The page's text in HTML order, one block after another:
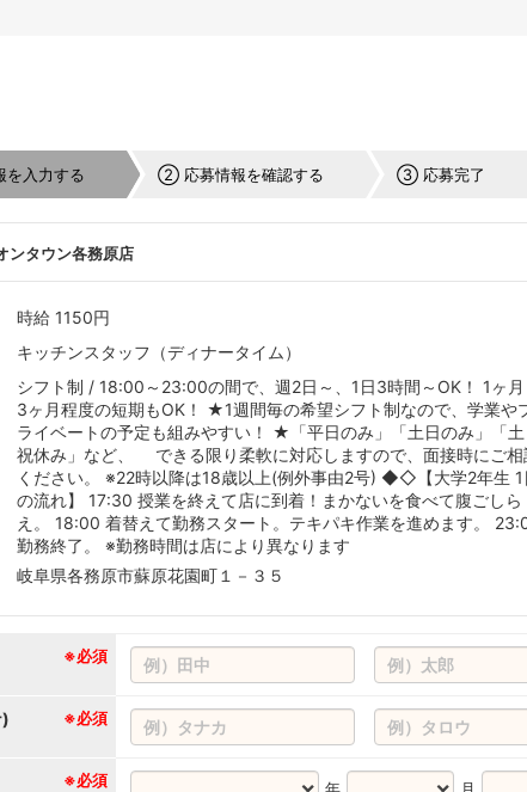
入力する ② 応募情報を確認する ③ 応募完了
ンタウン各務原店
時給 1150円
キッチンスタッフ（ディナータイム）
シフト制 / 18:00～23:00の間で、週2日～、1日3時間～OK！ 1ヶ
3ヶ月程度の短期もOK！ ★1週間毎の希望シフト制なので、学業や
ライベートの予定も組みやすい！ ★「平日のみ」「土日のみ」「
祝休み」など、 できる限り柔軟に対応しますので、面接時にご相
ください。 ※22時以降は18歳以上(例外事由2号) ◆◇【大学2年生 1
の流れ】 17:30 授業を終えて店に到着！まかないを食べて腹ごしら
え。 18:00 着替えて勤務スタート。テキパキ作業を進めます。
勤務終了。 ※勤務時間は店により異なります
岐阜県各務原市蘇原花園町１－３５
※必須
※必須
※必須